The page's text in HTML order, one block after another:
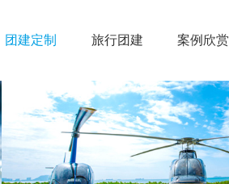
团建定制 旅行团建 案例欣赏